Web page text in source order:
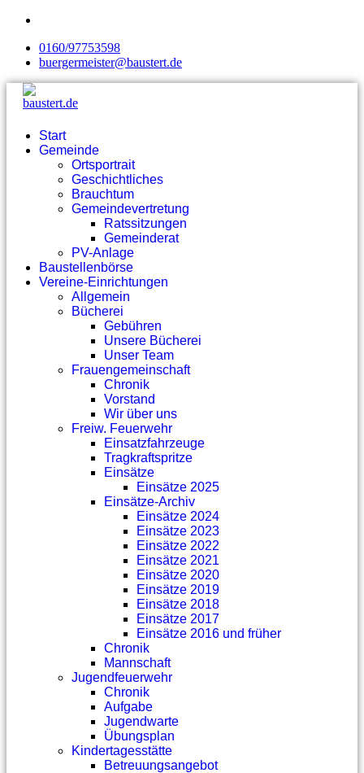
0160/97753598
buergermeister@baustert.de
Start
Gemeinde
Ortsportrait
Geschichtliches
Brauchtum
Gemeindevertretung
Ratssitzungen
Gemeinderat
PV-Anlage
Baustellenbörse
Vereine-Einrichtungen
Allgemein
Bücherei
Gebühren
Unsere Bücherei
Unser Team
Frauengemeinschaft
Chronik
Vorstand
Wir über uns
Freiw. Feuerwehr
Einsatzfahrzeuge
Tragkraftspritze
Einsätze
Einsätze 2025
Einsätze-Archiv
Einsätze 2024
Einsätze 2023
Einsätze 2022
Einsätze 2021
Einsätze 2020
Einsätze 2019
Einsätze 2018
Einsätze 2017
Einsätze 2016 und früher
Chronik
Mannschaft
Jugendfeuerwehr
Chronik
Aufgabe
Jugendwarte
Übungsplan
Kindertagesstätte
Betreuungsangebot